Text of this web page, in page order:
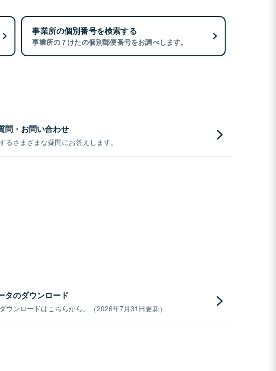
事業所の個別番号を検索する
事業所の７けたの個別郵便番号をお調べします。
問・お問い合わせ
るさまざまな疑問にお答えします。
タのダウンロード
ウンロードはこちらから。（2026年7月31日更新）